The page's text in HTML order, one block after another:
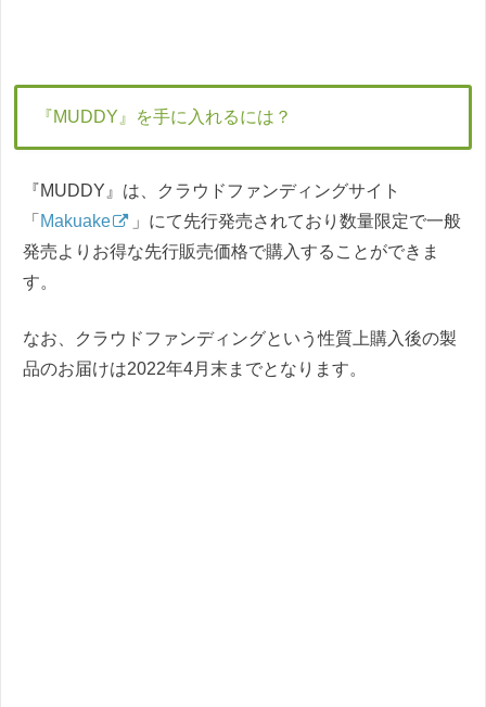
『MUDDY』を手に入れるには？
『MUDDY』は、クラウドファンディングサイト
「 Makuake
」にて先行発売されており数量限定で一般
発売よりお得な先行販売価格で購入することができま
す。
なお、クラウドファンディングという性質上購入後の製
品のお届けは2022年4月末までとなります。